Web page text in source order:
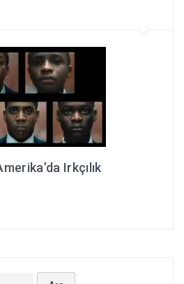
Irkçılık